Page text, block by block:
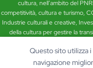
cultura, nell’ambito del
competitività, cultura e turismo,
Industrie culturali e creative,
della cultura per gestire la
l’inclusione dei criteri sociali
orientando così la filiera verso
Questo sito utilizza
navigazione